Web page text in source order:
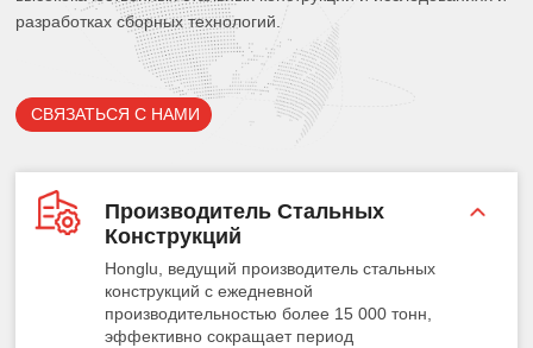
разработках сборных технологий.
СВЯЗАТЬСЯ С НАМИ
Производитель Стальных
Конструкций
Honglu, ведущий производитель стальных
конструкций с ежедневной
производительностью более 15 000 тонн,
эффективно сокращает период